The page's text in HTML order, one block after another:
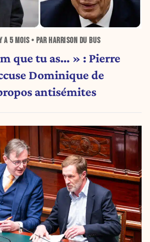
A5 MOIS• PAR HARRISON DU BUS
que tu as… » : Pierre
Dominique de
antisémites